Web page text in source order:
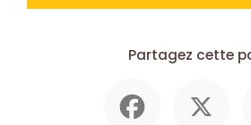
Partagez cette